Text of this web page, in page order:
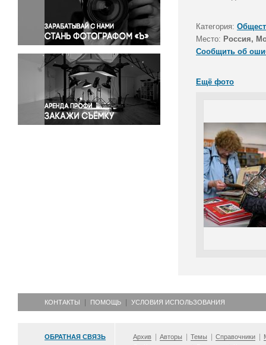
Правосудие
Происшествия и конфликты
Религия
Светская жизнь
Спорт
Экология
Экономика и бизнес
Категория:
Место: Россия,
Сообщить об
Ещё фото
КОНТАКТЫ ПОМОЩЬ УСЛОВИЯ ИСПОЛЬЗОВАНИЯ
ОБРАТНАЯ СВЯЗЬ Архив Авторы Темы Справочники